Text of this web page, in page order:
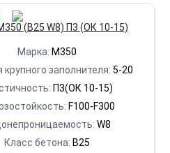
(B25 W8) П3 (ОК 10-15)
Марка: М350
заполнителя: 5-20
П3(ОК 10-15)
F100-F300
W8
Класс бетона: B25